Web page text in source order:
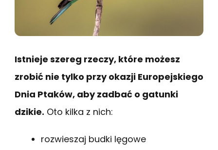
Istnieje szereg rzeczy, które możesz
zrobić nie tylko przy okazji Europejskiego
Dnia Ptaków, aby zadbać o gatunki
dzikie. Oto kilka z nich:
rozwieszaj budki lęgowe